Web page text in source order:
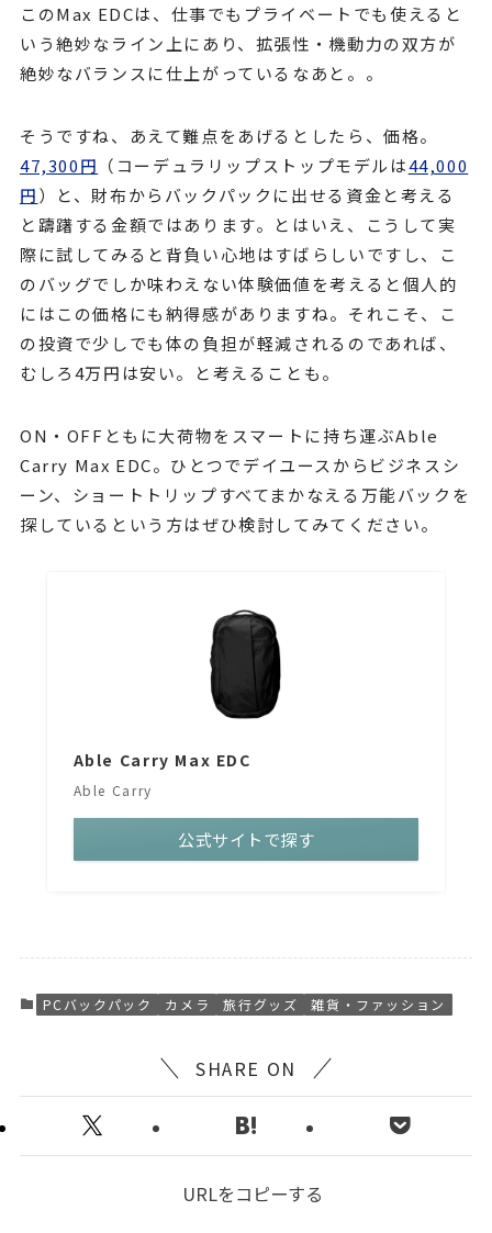
このMax EDCは、仕事でもプライベートでも使えると
いう絶妙なライン上にあり、拡張性・機動力の双方が
絶妙なバランスに仕上がっているなあと。。
そうですね、あえて難点をあげるとしたら、価格。
47,300円 （コーデュラリップストップモデルは44,000
円）と、財布からバックパックに出せる資金と考える
と躊躇する金額ではあります。とはいえ、こうして実
際に試してみると背負い心地はすばらしいですし、こ
のバッグでしか味わえない体験価値を考えると個人的
にはこの価格にも納得感がありますね。それこそ、こ
の投資で少しでも体の負担が軽減されるのであれば、
むしろ4万円は安い。と考えることも。
ON・OFFともに大荷物をスマートに持ち運ぶAble
Carry Max EDC。ひとつでデイユースからビジネスシ
ーン、ショートトリップすべてまかなえる万能バックを
探しているという方はぜひ検討してみてください。
Able Carry Max EDC
Able Carry
公式サイトで探す
PCバックパック カメラ 旅行グッズ 雑貨・ファッション
SHARE ON
URLをコピーする